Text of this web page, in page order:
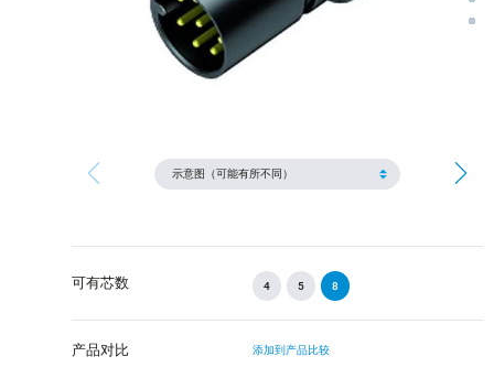
可有芯数 4 5 8
产品对比 添加到产品比较